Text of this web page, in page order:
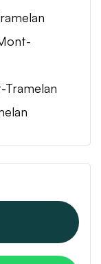
Tramelan